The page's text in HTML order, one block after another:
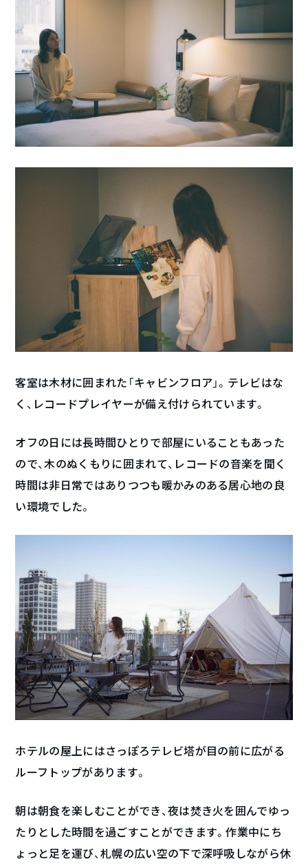
客室は木材に囲まれた「キャビンフロア」。テレビはな
く、レコードプレイヤーが備え付けられています。
オフの日には長時間ひとりで部屋にいることもあった
ので、木のぬくもりに囲まれて、レコードの音楽を聞く
時間は非日常ではありつつも暖かみのある居心地の良
い環境でした。
ホテルの屋上にはさっぽろテレビ塔が目の前に広がる
ルーフトップがあります。
朝は朝食を楽しむことができ、夜は焚き火を囲んでゆっ
たりとした時間を過ごすことができます。作業中にち
ょっと足を運び、札幌の広い空の下で深呼吸しながら休